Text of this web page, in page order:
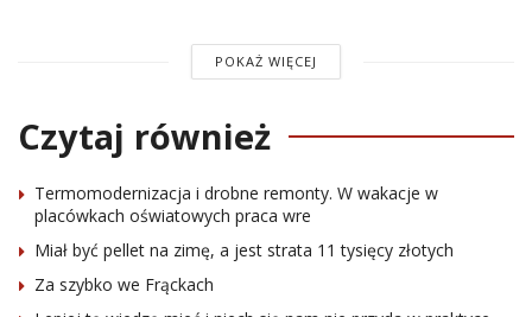
POKAŻ WIĘCEJ
Czytaj również
Termomodernizacja i drobne remonty. W wakacje w
placówkach oświatowych praca wre
Miał być pellet na zimę, a jest strata 11 tysięcy złotych
Za szybko we Frąckach